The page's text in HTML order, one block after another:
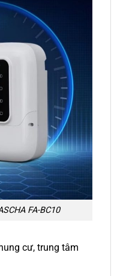
FA-BC10
cư, trung tâm